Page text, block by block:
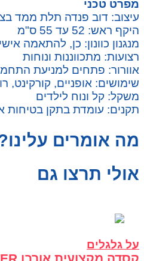
מפרט טכני
עיצוב: דוב פנדה תלת ממד
היקף ראש: 52 עד 55 ס"מ
מנגנון כוונון: כן, להתאמה
רצועות: מתכווננות ונוחות
אוורור: פתחים למניעת
שימושים: אופניים, קורקינט,
משקל: קל ונוח לילדים
תקנים: עומדת בתקן בטיחות
מה אומרים
אולי תרצו גם
על גלגלים
קסדה מקצועית אורבן SKATER